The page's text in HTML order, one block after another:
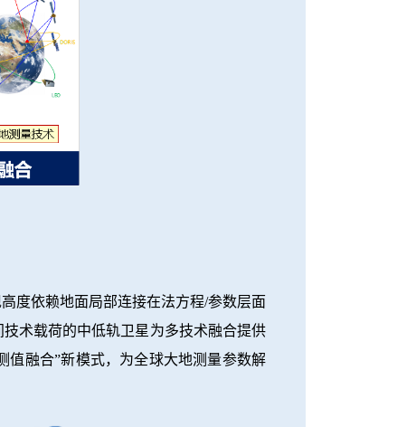
度依赖地面局部连接在法方程/参数层面
术载荷的中低轨卫星为多技术融合提供
值融合”新模式，为全球大地测量参数解